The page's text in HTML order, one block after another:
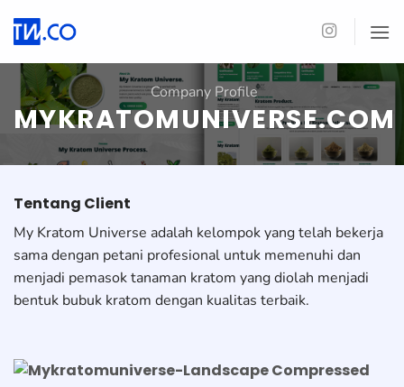
Company Profile
MYKRATOMUNIVERSE.COM
Tentang Client
My Kratom Universe adalah kelompok yang telah bekerja
sama dengan petani profesional untuk memenuhi dan
menjadi pemasok tanaman kratom yang diolah menjadi
bentuk bubuk kratom dengan kualitas terbaik.